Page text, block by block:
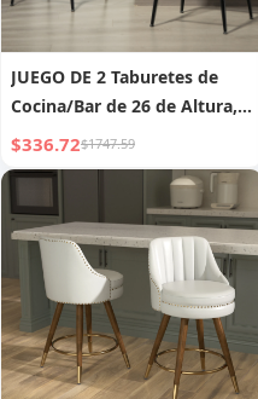
JUEGO DE 2 Taburetes de
Cocina/Bar de 26 de Altura,
Cubierta de PU, con Base de
Recubrimiento en Polvo
Negro y Reposapiés
$336.72$1747.59